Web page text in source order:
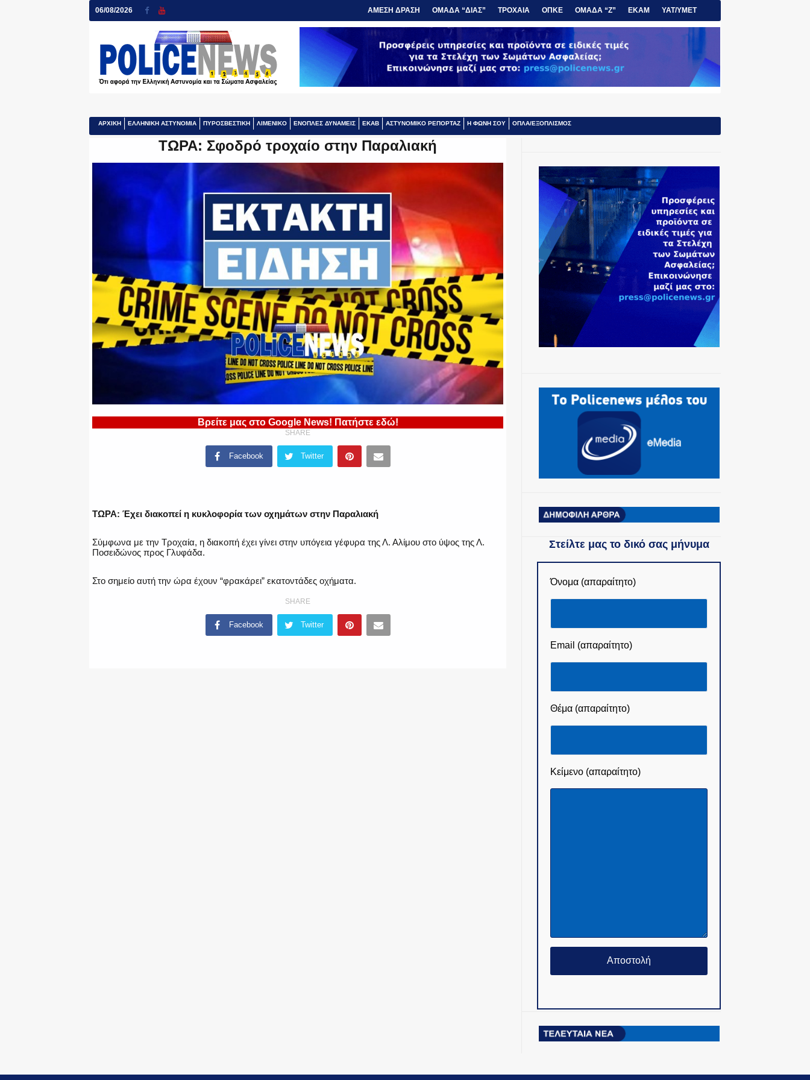
06/08/2026 ΑΜΕΣΗ ΔΡΑΣΗ ΟΜΑΔΑ “ΔΙΑΣ” ΤΡΟΧΑΙΑ ΟΠΚΕ ΟΜΑΔΑ “Ζ” ΕΚΑΜ ΥΑΤ/ΥΜΕΤ
ΑΡΧΙΚΗ ΕΛΛΗΝΙΚΗ ΑΣΤΥΝΟΜΙΑ ΠΥΡΟΣΒΕΣΤΙΚΗ ΛΙΜΕΝΙΚΟ ΕΝΟΠΛΕΣ ΔΥΝΑΜΕΙΣ ΕΚΑΒ ΑΣΤΥΝΟΜΙΚΟ ΡΕΠΟΡΤΑΖ Η ΦΩΝΗ ΣΟΥ ΟΠΛΑ/ΕΞΟΠΛΙΣΜΟΣ
ΤΩΡΑ: Σφοδρό τροχαίο στην Παραλιακή
Βρείτε μας στο Google News! Πατήστε εδώ!
SHARE
Facebook Twitter
ΤΩΡΑ: Έχει διακοπεί η κυκλοφορία των οχημάτων στην Παραλιακή
Σύμφωνα με την Τροχαία, η διακοπή έχει γίνει στην υπόγεια γέφυρα της Λ. Αλίμου στο ύψος της Λ.
Ποσειδώνος προς Γλυφάδα.
Στο σημείο αυτή την ώρα έχουν “φρακάρει” εκατοντάδες οχήματα.
SHARE
Facebook Twitter
Στείλτε μας το δικό σας μήνυμα
Όνομα (απαραίτητο)
Email (απαραίτητο)
Θέμα (απαραίτητο)
Κείμενο (απαραίτητο)